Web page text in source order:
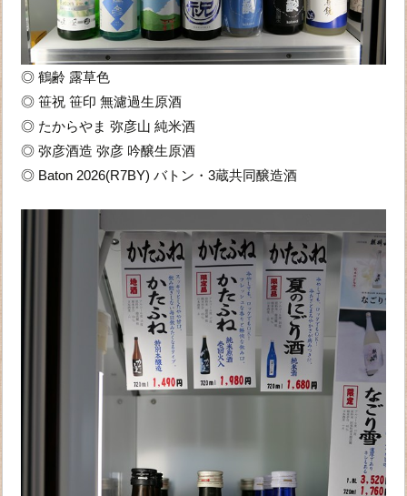
◎ 鶴齢 露草色
◎ 笹祝 笹印 無濾過生原酒
◎ たからやま 弥彦山 純米酒
◎ 弥彦酒造 弥彦 吟醸生原酒
◎ Baton 2026(R7BY) バトン・3蔵共同醸造酒